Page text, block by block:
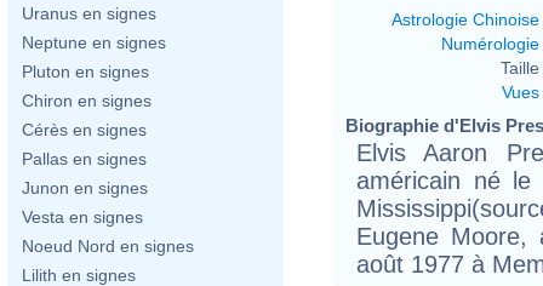
Uranus en signes
Neptune en signes
Pluton en signes
Chiron en signes
Cérès en signes
Pallas en signes
Junon en signes
Vesta en signes
Noeud Nord en signes
Lilith en signes
Astrologie Chinoise
Numérologie
Taille
Vues
Biographie d'Elvis
Elvis Aaron
américain né
Eugene
août 1977 à